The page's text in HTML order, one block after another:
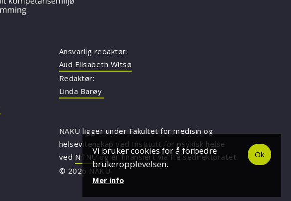
Ansvarlig redaktør:
Aud Elisabeth Witsø
Redaktør:
Linda Barøy
NAKU ligger under Fakultet for medisin og
helsevitenskap ved Institutt for psykisk helse
ved NTNUog er finansiert via Helsedirektoratet.
© 2026 NAKU
Vi bruker cookies for å forbedre
brukeropplevelsen.
Mer info
Ok